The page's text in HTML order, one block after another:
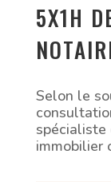
5X1H
Selon le
immobilier